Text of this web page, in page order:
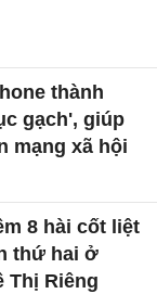
thành
gạch', giúp
mạng xã hội
8 hài cốt liệt
thứ hai ở
Thị Riêng